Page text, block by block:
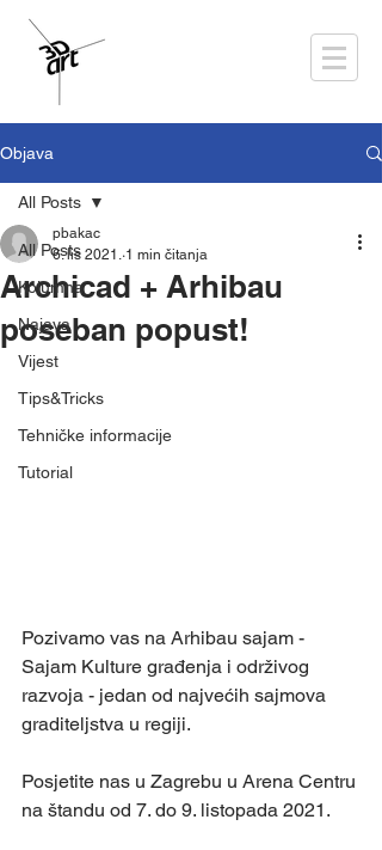
Objava
All Posts
Kolumna
Najava
Vijest
Tips&Tricks
Tehničke informacije
Tutorial
All Posts
Archicad + Arhibau
poseban popust!
pbakac
6. lis 2021. 1 min čitanja
Pozivamo vas na Arhibau sajam -
Sajam Kulture građenja i održivog
razvoja - jedan od najvećih sajmova
graditeljstva u regiji.
Posjetite nas u Zagrebu u Arena Centru
na štandu od 7. do 9. listopada 2021.